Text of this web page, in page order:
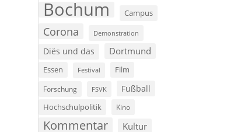
Bochum Campus
Corona Demonstration
Diës und das Dortmund
Essen Festival Film
Forschung FSVK Fußball
Hochschulpolitik Kino
Kommentar Kultur